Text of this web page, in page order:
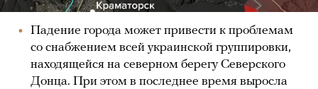
Падение города может привести к проблемам
со снабжением всей украинской группировки,
находящейся на северном берегу Северского
Донца. При этом в последнее время выросла